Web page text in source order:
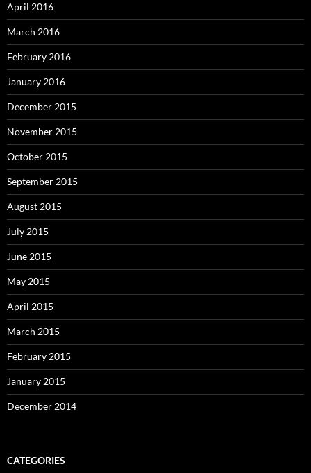
April 2016
March 2016
February 2016
January 2016
December 2015
November 2015
October 2015
September 2015
August 2015
July 2015
June 2015
May 2015
April 2015
March 2015
February 2015
January 2015
December 2014
CATEGORIES